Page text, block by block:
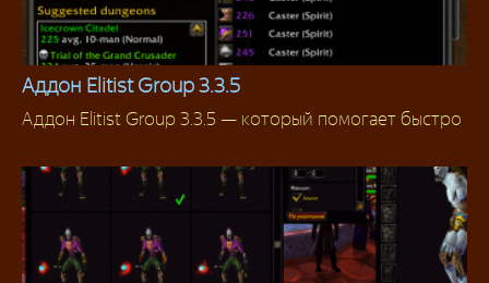
Аддоны 3.3.5
Аддон Elitist Group 3.3.5
Аддон Elitist Group 3.3.5 — который помогает быстро